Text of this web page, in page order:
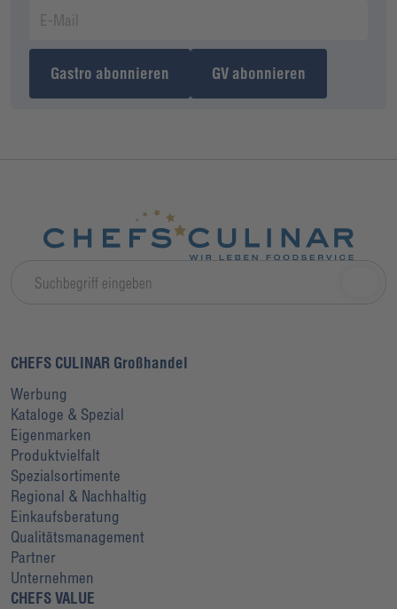
Gastro abonnieren GV abonnieren
CHEFS CULINAR Großhandel
Werbung
Kataloge & Spezial
Eigenmarken
Produktvielfalt
Spezialsortimente
Regional & Nachhaltig
Einkaufsberatung
Qualitätsmanagement
Partner
Unternehmen
CHEFS VALUE